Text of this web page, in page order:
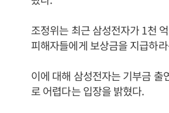
조정위는 최근 삼성전자가 1천
피해자들에게 보상금을 지급하
이에 대해 삼성전자는 기부금
로 어렵다는 입장을 밝혔다.